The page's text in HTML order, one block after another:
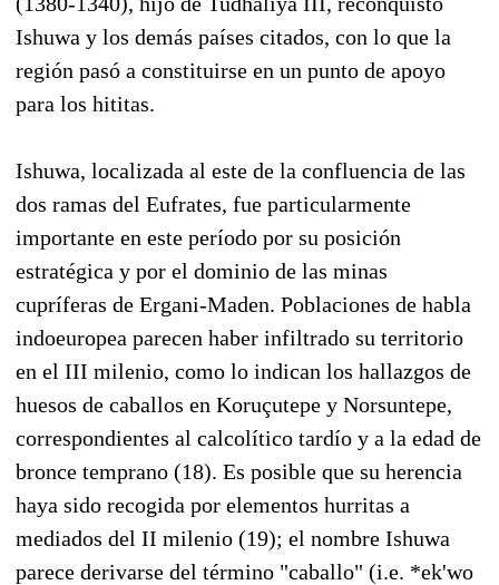
Ishuwa y los demás países citados, con lo que la
región pasó a constituirse en un punto de apoyo
para los hititas.
Ishuwa, localizada al este de la confluencia de las
dos ramas del Eufrates, fue particularmente
importante en este período por su posición
estratégica y por el dominio de las minas
cupríferas de Ergani-Maden. Poblaciones de habla
indoeuropea parecen haber infiltrado su territorio
en el III milenio, como lo indican los hallazgos de
huesos de caballos en Koruçutepe y Norsuntepe,
correspondientes al calcolítico tardío y a la edad de
bronce temprano (18). Es posible que su herencia
haya sido recogida por elementos hurritas a
mediados del II milenio (19); el nombre Ishuwa
parece derivarse del término "caballo" (i.e. *ek'wo